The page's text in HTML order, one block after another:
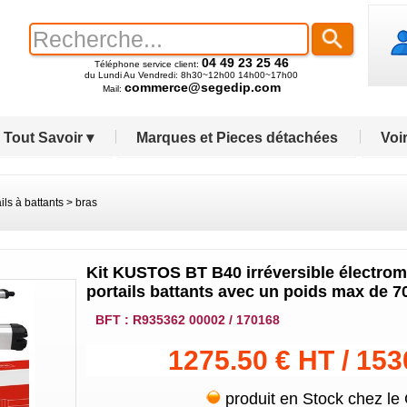
Téléphone service client: 04 49 23 25 46
du Lundi Au Vendredi: 8h30~12h00 14h00~17h00
Mail: commerce@segedip.com
Tout Savoir ▾ Marques et Pieces détachées
à battants> bras
Kit KUSTOS BT B40 irréversible
portails battants avec un poids max de
BFT : R935362 00002 / 170168
1275.50 € HT /
produit en Stock chez le